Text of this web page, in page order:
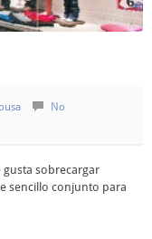
No
sobrecargar
sencillo conjunto para